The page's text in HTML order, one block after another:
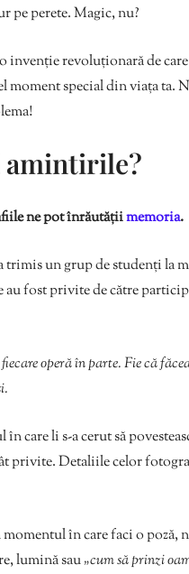
pe perete. Magic, nu?
revoluționară de
moment special din viața ta.
amintirile?
ne pot înrăutățiimemoria.
un grup de studenți la
au fost privite de către
operă în parte. Fie că
care li s-a cerut să
privite. Detaliile celor
momentul în care faci o
lumină sau„cum să prinzi